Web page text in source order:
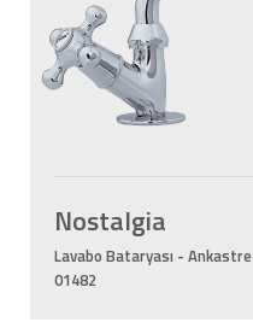
Nostalgia
Lavabo Bataryası - Ankastre
01482